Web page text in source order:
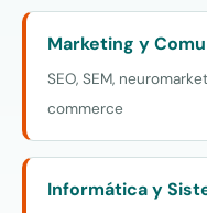
Marketing y
SEO, SEM,
commerce
Informática y